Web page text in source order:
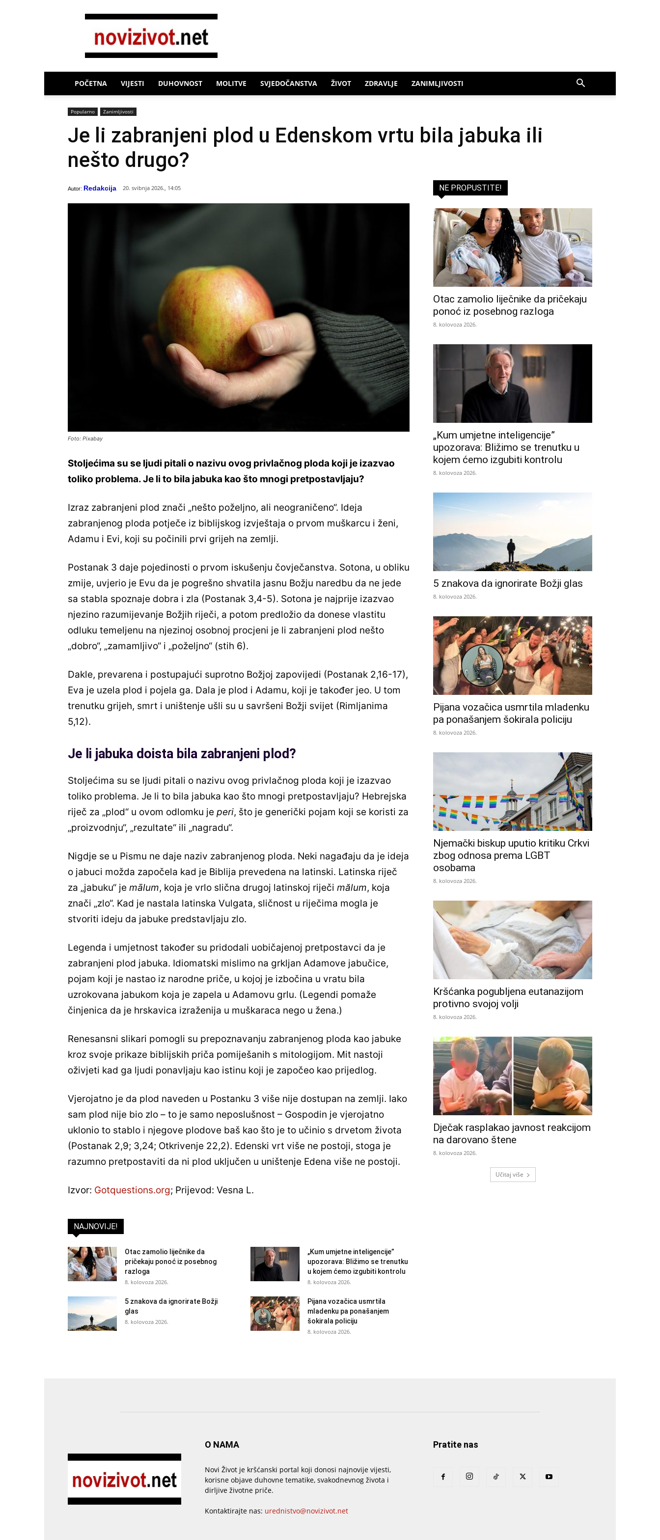
Novi
POČETNA VIJESTI DUHOVNOST MOLITVE SVJEDOČANSTVA ŽIVOT ZDRAVLJE ZANIMLJIVOSTI
Popularno Zanimljivosti
Je li zabranjeni plod u Edenskom vrtu bila jabuka ili
nešto drugo?
Autor: Redakcija 20. svibnja 2026., 14:05
Foto: Pixabay
Stoljećima su se ljudi pitali o nazivu ovog privlačnog ploda koji je izazvao
toliko problema. Je li to bila jabuka kao što mnogi pretpostavljaju?
Izraz zabranjeni plod znači „nešto poželjno, ali neograničeno“. Ideja
zabranjenog ploda potječe iz biblijskog izvještaja o prvom muškarcu i ženi,
Adamu i Evi, koji su počinili prvi grijeh na zemlji.
Postanak 3 daje pojedinosti o prvom iskušenju čovječanstva. Sotona, u obliku
zmije, uvjerio je Evu da je pogrešno shvatila jasnu Božju naredbu da ne jede
sa stabla spoznaje dobra i zla (Postanak 3,4-5). Sotona je najprije izazvao
njezino razumijevanje Božjih riječi, a potom predložio da donese vlastitu
odluku temeljenu na njezinoj osobnoj procjeni je li zabranjeni plod nešto
„dobro“, „zamamljivo“ i „poželjno“ (stih 6).
Dakle, prevarena i postupajući suprotno Božjoj zapovijedi (Postanak 2,16-17),
Eva je uzela plod i pojela ga. Dala je plod i Adamu, koji je također jeo. U tom
trenutku grijeh, smrt i uništenje ušli su u savršeni Božji svijet (Rimljanima
5,12).
Je li jabuka doista bila zabranjeni plod?
Stoljećima su se ljudi pitali o nazivu ovog privlačnog ploda koji je izazvao
toliko problema. Je li to bila jabuka kao što mnogi pretpostavljaju? Hebrejska
riječ za „plod“ u ovom odlomku je peri, što je generički pojam koji se koristi za
„proizvodnju“, „rezultate“ ili „nagradu“.
Nigdje se u Pismu ne daje naziv zabranjenog ploda. Neki nagađaju da je ideja
o jabuci možda započela kad je Biblija prevedena na latinski. Latinska riječ
za „jabuku“ je mālum, koja je vrlo slična drugoj latinskoj riječi mălum, koja
znači „zlo“. Kad je nastala latinska Vulgata, sličnost u riječima mogla je
stvoriti ideju da jabuke predstavljaju zlo.
Legenda i umjetnost također su pridodali uobičajenoj pretpostavci da je
zabranjeni plod jabuka. Idiomatski mislimo na grkljan Adamove jabučice,
pojam koji je nastao iz narodne priče, u kojoj je izbočina u vratu bila
uzrokovana jabukom koja je zapela u Adamovu grlu. (Legendi pomaže
činjenica da je hrskavica izraženija u muškaraca nego u žena.)
Renesansni slikari pomogli su prepoznavanju zabranjenog ploda kao jabuke
kroz svoje prikaze biblijskih priča pomiješanih s mitologijom. Mit nastoji
oživjeti kad ga ljudi ponavljaju kao istinu koji je započeo kao prijedlog.
Vjerojatno je da plod naveden u Postanku 3 više nije dostupan na zemlji. Iako
sam plod nije bio zlo – to je samo neposlušnost – Gospodin je vjerojatno
uklonio to stablo i njegove plodove baš kao što je to učinio s drvetom života
(Postanak 2,9; 3,24; Otkrivenje 22,2). Edenski vrt više ne postoji, stoga je
razumno pretpostaviti da ni plod uključen u uništenje Edena više ne postoji.
Izvor: Gotquestions.org; Prijevod: Vesna L.
NAJNOVIJE!
Otac zamolio liječnike da
pričekaju ponoć iz posebnog
razloga
8. kolovoza 2026.
„Kum umjetne inteligencije”
upozorava: Bližimo se trenutku
u kojem ćemo izgubiti kontrolu
8. kolovoza 2026.
5 znakova da ignorirate Božji
glas
8. kolovoza 2026.
Pijana vozačica usmrtila
mladenku pa ponašanjem
šokirala policiju
8. kolovoza 2026.
NE PROPUSTITE!
Otac zamolio liječnike da pričekaju
ponoć iz posebnog razloga
8. kolovoza 2026.
„Kum umjetne inteligencije”
upozorava: Bližimo se trenutku u
kojem ćemo izgubiti kontrolu
8. kolovoza 2026.
5 znakova da ignorirate Božji glas
8. kolovoza 2026.
Pijana vozačica usmrtila mladenku
pa ponašanjem šokirala policiju
8. kolovoza 2026.
Njemački biskup uputio kritiku Crkvi
zbog odnosa prema LGBT
osobama
8. kolovoza 2026.
Kršćanka pogubljena eutanazijom
protivno svojoj volji
8. kolovoza 2026.
Dječak rasplakao javnost reakcijom
na darovano štene
8. kolovoza 2026.
Učitaj više
O NAMA
Novi Život je kršćanski portal koji donosi najnovije vijesti,
korisne objave duhovne tematike, svakodnevnog života i
dirljive životne priče.
Kontaktirajte nas: urednistvo@novizivot.net
Pratite nas